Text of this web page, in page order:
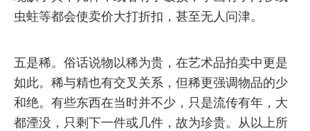
虫蛀等都会使卖价大打折扣，甚至无人问津。
五是稀。俗话说物以稀为贵，在艺术品拍卖中更是
如此。稀与精也有交叉关系，但稀更强调物品的少
和绝。有些东西在当时并不少，只是流传有年，大
都湮没，只剩下一件或几件，故为珍贵。从以上所